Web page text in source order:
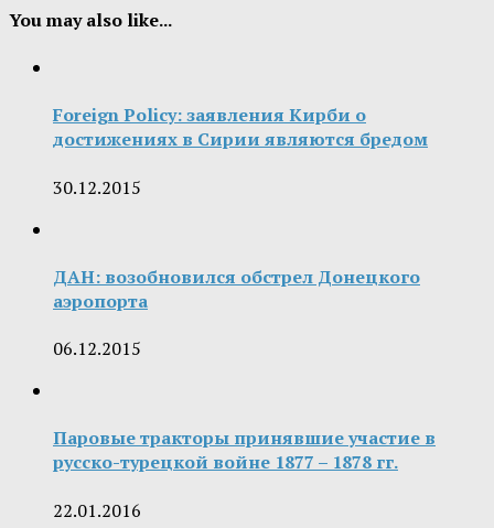
You may also like...
Foreign Policy: заявления Кирби о
достижениях в Сирии являются бредом
30.12.2015
ДАН: возобновился обстрел Донецкого
аэропорта
06.12.2015
Паровые тракторы принявшие участие в
русско-турецкой войне 1877 – 1878 гг.
22.01.2016